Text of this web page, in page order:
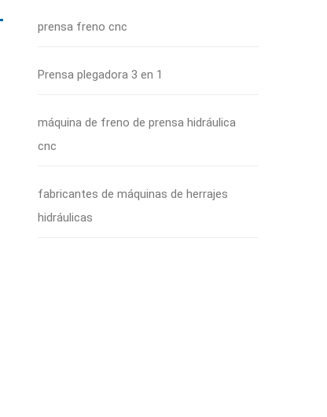
prensa freno cnc
Prensa plegadora 3 en 1
máquina de freno de prensa hidráulica
cnc
fabricantes de máquinas de herrajes
hidráulicas